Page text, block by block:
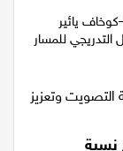
يائير
للمسار